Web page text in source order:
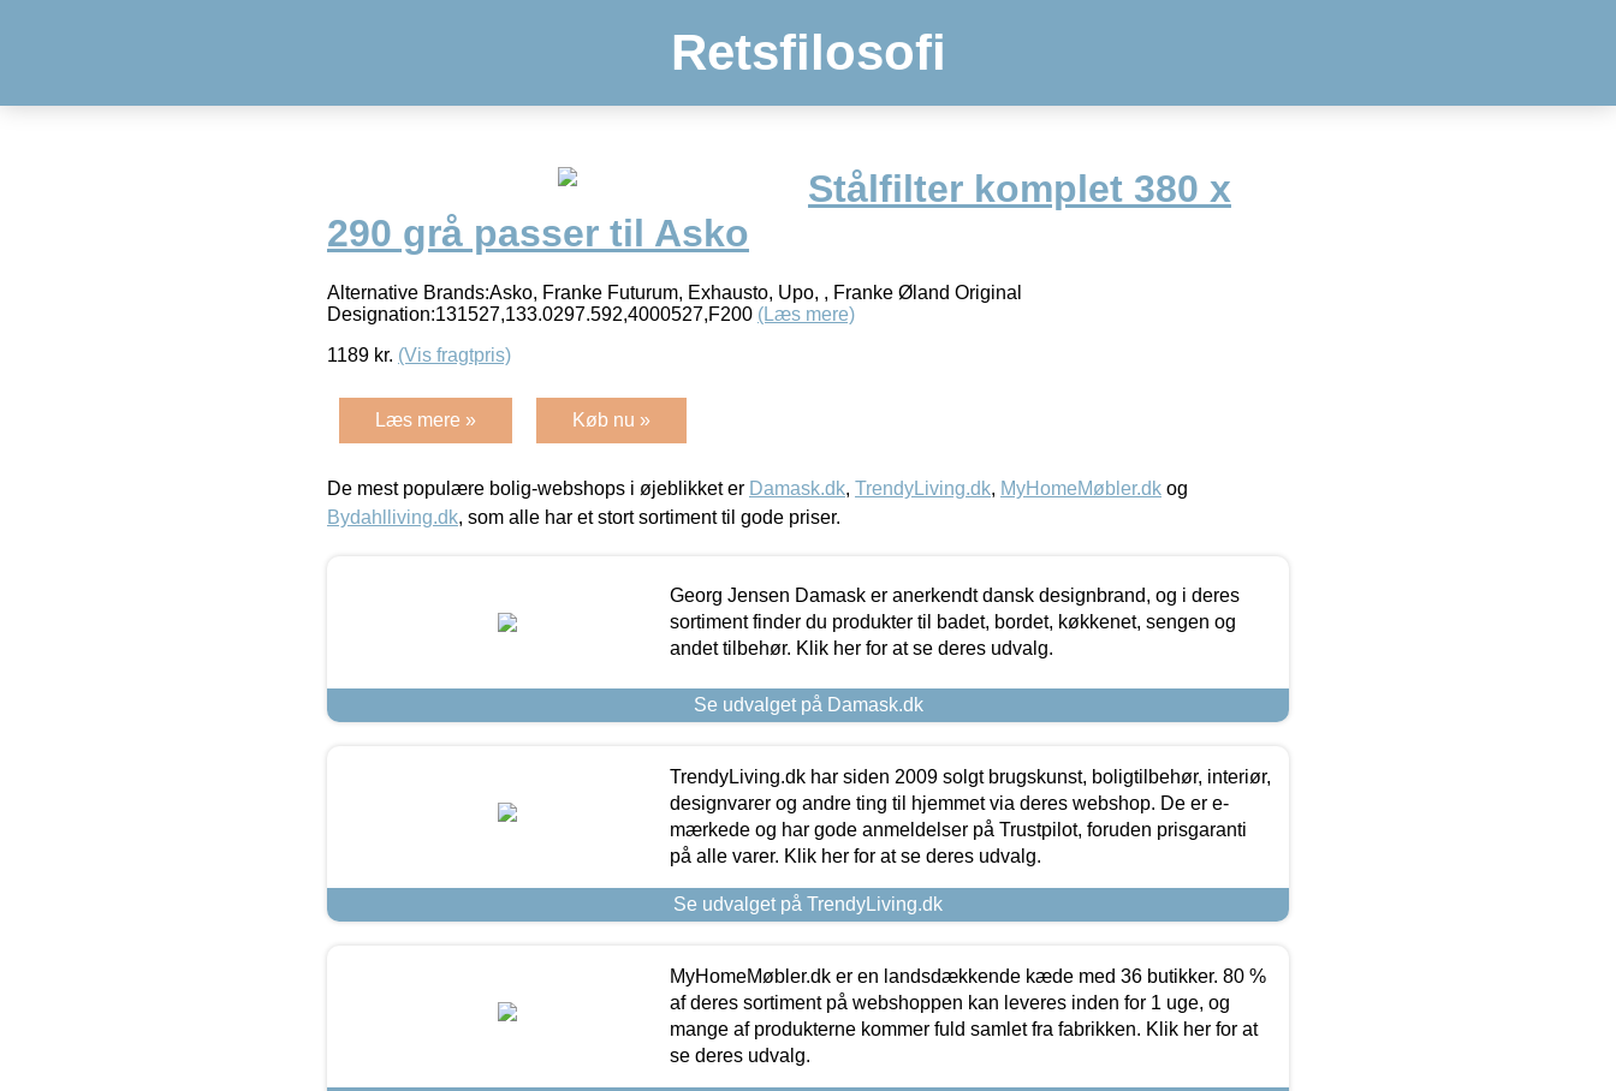
Retsfilosofi
Stålfilter komplet 380 x
290 grå passer til Asko
Alternative Brands:Asko, Franke Futurum, Exhausto, Upo, , Franke Øland Original
Designation:131527,133.0297.592,4000527,F200 (Læs mere)
1189 kr. (Vis fragtpris)
Læs mere » Køb nu »
De mest populære bolig-webshops i øjeblikket er Damask.dk, TrendyLiving.dk, MyHomeMøbler.dk og
Bydahlliving.dk, som alle har et stort sortiment til gode priser.
Georg Jensen Damask er anerkendt dansk designbrand, og i deres
sortiment finder du produkter til badet, bordet, køkkenet, sengen og
andet tilbehør. Klik her for at se deres udvalg.
Se udvalget på Damask.dk
TrendyLiving.dk har siden 2009 solgt brugskunst, boligtilbehør, interiør,
designvarer og andre ting til hjemmet via deres webshop. De er e-
mærkede og har gode anmeldelser på Trustpilot, foruden prisgaranti
på alle varer. Klik her for at se deres udvalg.
Se udvalget på TrendyLiving.dk
MyHomeMøbler.dk er en landsdækkende kæde med 36 butikker. 80 %
af deres sortiment på webshoppen kan leveres inden for 1 uge, og
mange af produkterne kommer fuld samlet fra fabrikken. Klik her for at
se deres udvalg.